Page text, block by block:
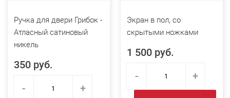
Ручка для двери Грибок -
Атласный сатиновый
никель
350 руб.
-
+
Экран в пол, со
скрытыми ножками
1 500 руб.
-
+